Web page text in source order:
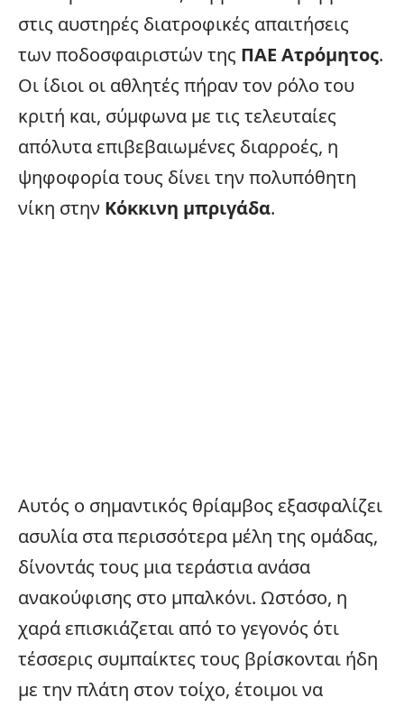
στις αυστηρές διατροφικές απαιτήσεις
των ποδοσφαιριστών της ΠΑΕ Ατρόμητος.
Οι ίδιοι οι αθλητές πήραν τον ρόλο του
κριτή και, σύμφωνα με τις τελευταίες
απόλυτα επιβεβαιωμένες διαρροές, η
ψηφοφορία τους δίνει την πολυπόθητη
νίκη στην Κόκκινη μπριγάδα.
Αυτός ο σημαντικός θρίαμβος εξασφαλίζει
ασυλία στα περισσότερα μέλη της ομάδας,
δίνοντάς τους μια τεράστια ανάσα
ανακούφισης στο μπαλκόνι. Ωστόσο, η
χαρά επισκιάζεται από το γεγονός ότι
τέσσερις συμπαίκτες τους βρίσκονται ήδη
με την πλάτη στον τοίχο, έτοιμοι να